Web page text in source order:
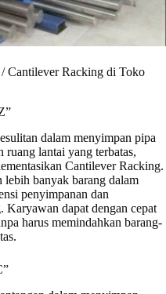
Cantilever Racking di Toko
dalam menyimpan pipa
lantai yang terbatas,
Cantilever Racking.
banyak barang dalam
penyimpanan dan
Karyawan dapat dengan cepat
harus memindahkan barang-